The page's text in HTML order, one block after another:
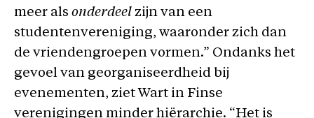
meer als onderdeel zijn van een
studentenvereniging, waaronder zich dan
de vriendengroepen vormen.” Ondanks het
gevoel van georganiseerdheid bij
evenementen, ziet Wart in Finse
verenigingen minder hiërarchie. “Het is